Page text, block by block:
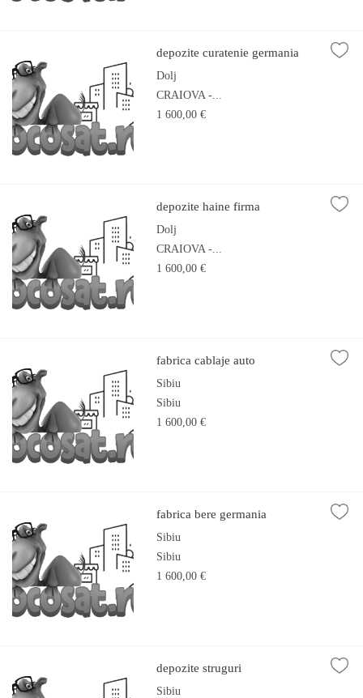
depozite curatenie germania
Dolj
CRAIOVA -...
1 600,00 €
depozite haine firma
Dolj
CRAIOVA -...
1 600,00 €
fabrica cablaje auto
Sibiu
Sibiu
1 600,00 €
fabrica bere germania
Sibiu
Sibiu
1 600,00 €
depozite struguri
Sibiu